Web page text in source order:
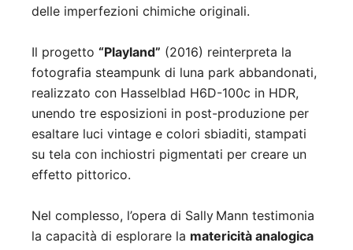
delle imperfezioni chimiche originali.
Il progetto “Playland” (2016) reinterpreta la
fotografia steampunk di luna park abbandonati,
realizzato con Hasselblad H6D-100c in HDR,
unendo tre esposizioni in post-produzione per
esaltare luci vintage e colori sbiaditi, stampati
su tela con inchiostri pigmentati per creare un
effetto pittorico.
Nel complesso, l’opera di Sally Mann testimonia
la capacità di esplorare la matericità analogica